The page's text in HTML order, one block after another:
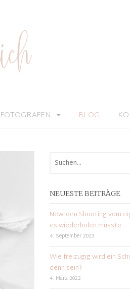
BLOG
NEUESTE BEITRÄGE
Newborn Shooting vom
es wiederholen musste
4. September 2023
Wie freizügig wird ein
denn sein?
4. März 2022